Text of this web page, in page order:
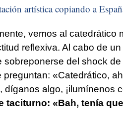
artística copiando a
vemos al catedrático
reflexiva. Al cabo de un
del shock
«Catedrático,
algo, ¡ilumínenos
taciturno: «Bah, tenía